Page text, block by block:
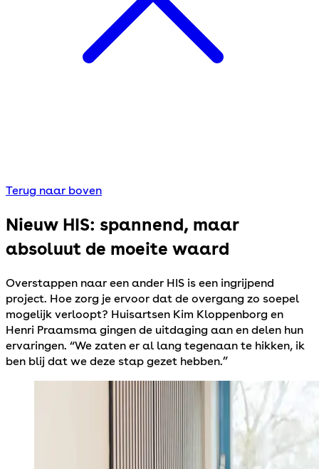
Terug naar boven
Nieuw HIS: spannend, maar
absoluut de moeite waard
Overstappen naar een ander HIS is een ingrijpend
project. Hoe zorg je ervoor dat de overgang zo soepel
mogelijk verloopt? Huisartsen Kim Kloppenborg en
Henri Praamsma gingen de uitdaging aan en delen hun
ervaringen. “We zaten er al lang tegenaan te hikken, ik
ben blij dat we deze stap gezet hebben.”